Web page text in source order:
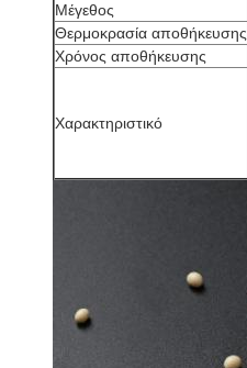
Μέγεθος
Θερμοκρασία αποθήκευσης
Χρόνος αποθήκευσης
Χαρακτηριστικό